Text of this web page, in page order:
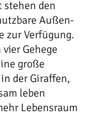
den
Außen-
zur Verfügung.
Gehege
große
der Giraffen,
leben
Lebensraum